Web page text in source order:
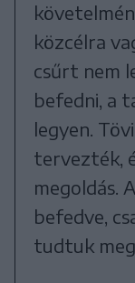
közcélra
csűrt nem
befedni, a
legyen.
tervezték,
megoldás.
befedve,
tudtuk